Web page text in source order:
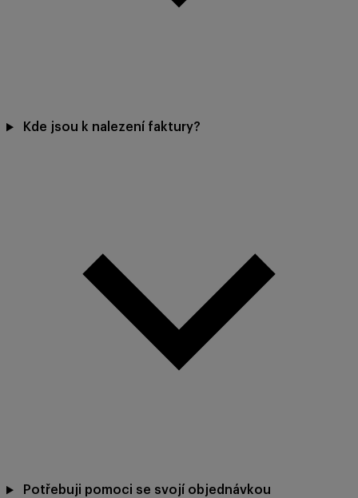
Kde jsou k nalezení faktury?
Potřebuji pomoci se svojí objednávkou